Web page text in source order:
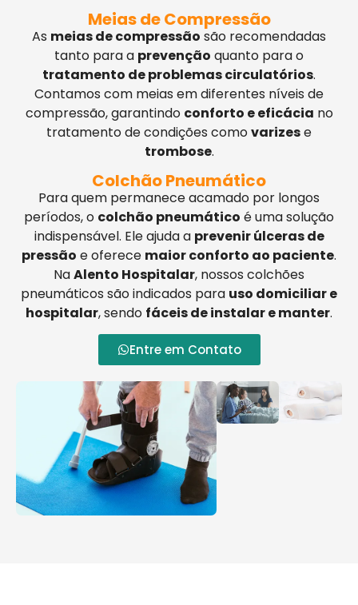
Meias de Compressão
As meias de compressão são recomendadas
tanto para a prevenção quanto para o
tratamento de problemas circulatórios.
Contamos com meias em diferentes níveis de
compressão, garantindo conforto e eficácia no
tratamento de condições comovarizese
trombose.
Colchão Pneumático
Para quem permanece acamado por longos
períodos, o colchão pneumático é uma solução
indispensável. Ele ajuda a prevenir úlceras de
pressão e oferece maior conforto ao paciente.
NaAlento Hospitalar, nossos colchões
pneumáticos são indicados para uso domiciliar e
hospitalar, sendo fáceis de instalar e manter.
Entre em Contato